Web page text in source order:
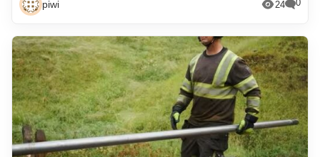
piwi 24 0